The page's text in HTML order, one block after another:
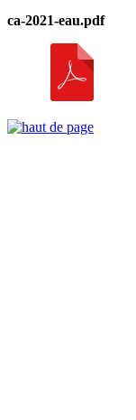
ca-2021-eau.pdf